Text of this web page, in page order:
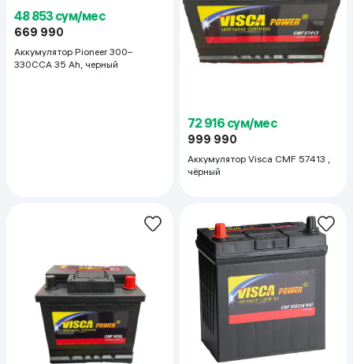
48 853 сум/мес
669 990
Аккумулятор Pioneer 300–
330CCA 35 Ah, черный
72 916 сум/мес
999 990
Аккумулятор Visca CMF 57413 ,
чёрный